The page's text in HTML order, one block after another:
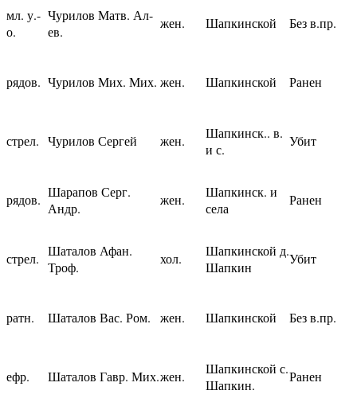
мл. у.-
о.
Чурилов Матв. Ал-
ев.
жен. Шапкинской Без в.пр.
рядов. Чурилов Мих. Мих. жен. Шапкинской Ранен
стрел. Чурилов Сергей жен.
Шапкинск.. в.
и с.
Убит
рядов. Шарапов Серг.
Андр.
жен.
Шапкинск. и
села
Ранен
стрел. Шаталов Афан.
Троф.
хол.
Шапкинской д.
Шапкин
Убит
ратн. Шаталов Вас. Ром. жен. Шапкинской Без в.пр.
ефр. Шаталов Гавр. Мих.жен.
Шапкинской с.
Шапкин.
Ранен